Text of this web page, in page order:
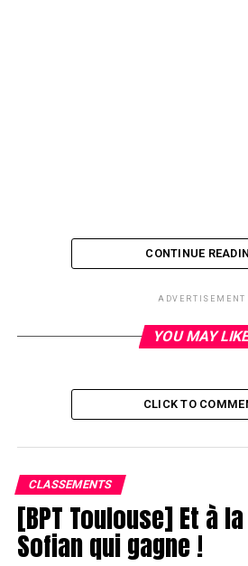
camillepok52 . –Foot,
plus de sports en vidéo.
RELATED TOPICS:
Composition des tables
Mea Culpa
CONTINUE
ADVERTISEMENT
YOU MAY
CLICK TO
CLASSEMENTS
[BPT Toulouse] Et à
Sofian qui gagne !